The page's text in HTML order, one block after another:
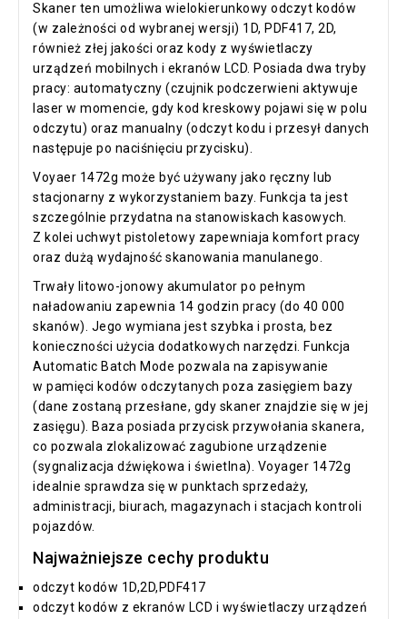
Skaner ten umożliwa wielokierunkowy odczyt kodów
(w zależności od wybranej wersji) 1D, PDF417, 2D,
również złej jakości oraz kody z wyświetlaczy
urządzeń mobilnych i ekranów LCD. Posiada dwa tryby
pracy: automatyczny (czujnik podczerwieni aktywuje
laser w momencie, gdy kod kreskowy pojawi się w polu
odczytu) oraz manualny (odczyt kodu i przesył danych
następuje po naciśnięciu przycisku).
Voyaer 1472g może być używany jako ręczny lub
stacjonarny z wykorzystaniem bazy. Funkcja ta jest
szczególnie przydatna na stanowiskach kasowych.
Z kolei uchwyt pistoletowy zapewniaja komfort pracy
oraz dużą wydajność skanowania manulanego.
Trwały litowo-jonowy akumulator po pełnym
naładowaniu zapewnia 14 godzin pracy (do 40 000
skanów). Jego wymiana jest szybka i prosta, bez
konieczności użycia dodatkowych narzędzi. Funkcja
Automatic Batch Mode pozwala na zapisywanie
w pamięci kodów odczytanych poza zasięgiem bazy
(dane zostaną przesłane, gdy skaner znajdzie się w jej
zasięgu). Baza posiada przycisk przywołania skanera,
co pozwala zlokalizować zagubione urządzenie
(sygnalizacja dźwiękowa i świetlna). Voyager 1472g
idealnie sprawdza się w punktach sprzedaży,
administracji, biurach, magazynach i stacjach kontroli
pojazdów.
Najważniejsze cechy produktu
odczyt kodów 1D,2D,PDF417
odczyt kodów z ekranów LCD i wyświetlaczy urządzeń